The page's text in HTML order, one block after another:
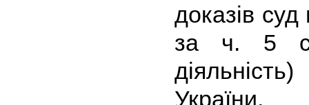
доказів
за ч. 5
України.